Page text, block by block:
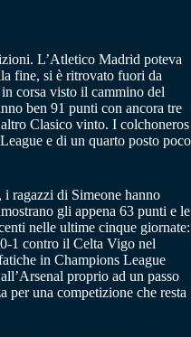
L’Atletico Madrid poteva
fine, si è ritrovato fuori da
corsa visto il cammino del
ben 91 punti con ancora tre
Clasico vinto. I colchoneros
e di un quarto posto poco
ragazzi di Simeone hanno
gli appena 63 punti e le
nelle ultime cinque giornate:
1 contro il Celta Vigo nel
in Champions League
proprio ad un passo
per una competizione che resta